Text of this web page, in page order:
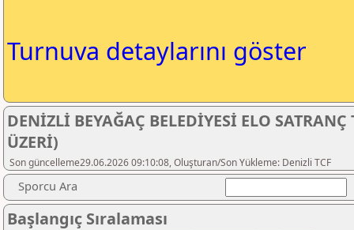
Turnuva detaylarını göster
DENİZLİ BEYAĞAÇ BELEDİYESİ ELO
ÜZERİ)
Son güncelleme29.06.2026 09:10:08, Oluşturan/Son Yükleme: Denizli TCF
Sporcu Ara
Başlangıç Sıralaması